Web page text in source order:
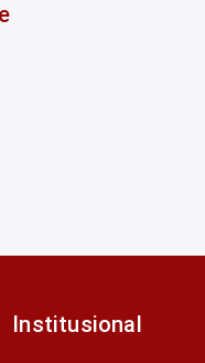
Institusional